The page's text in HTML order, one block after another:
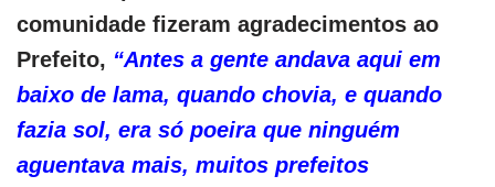
comunidade fizeram agradecimentos ao
Prefeito, “Antes a gente andava aqui em
baixo de lama, quando chovia, e quando
fazia sol, era só poeira que ninguém
aguentava mais, muitos prefeitos